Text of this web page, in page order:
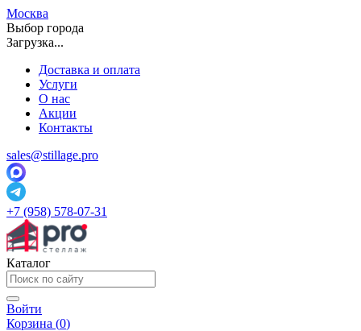
Москва
Выбор города
Загрузка...
Доставка и оплата
Услуги
О нас
Акции
Контакты
sales@stillage.pro
+7 (958) 578-07-31
Каталог
Войти
Корзина (0)